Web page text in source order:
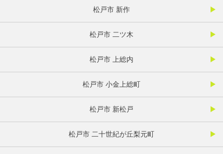
松戸市 新作
松戸市 二ツ木
松戸市 上総内
松戸市 小金上総町
松戸市 新松戸
松戸市 二十世紀が丘梨元町